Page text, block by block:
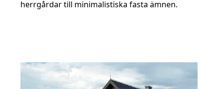
herrgårdar till minimalistiska fasta ämnen.